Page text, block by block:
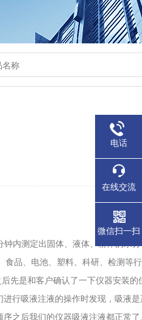
内测定出固体、液体、粉体的水分
食品、电池、塑料、科研、检测等
先是和客户确认了一下仪器安装的
行吸液注液的操作时发现，吸液
之后我们的仪器吸液注液都正常
电话
在线交流
微信扫一扫